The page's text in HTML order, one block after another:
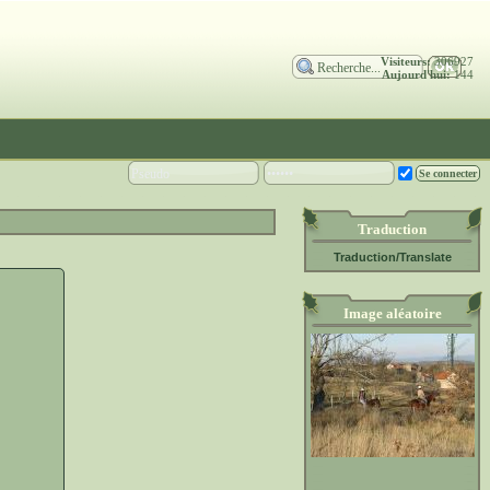
Visiteurs:306927
Aujourd'hui:144
Traduction
Traduction/Translate
Image aléatoire